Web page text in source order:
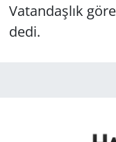
Vatandaşlık
dedi.